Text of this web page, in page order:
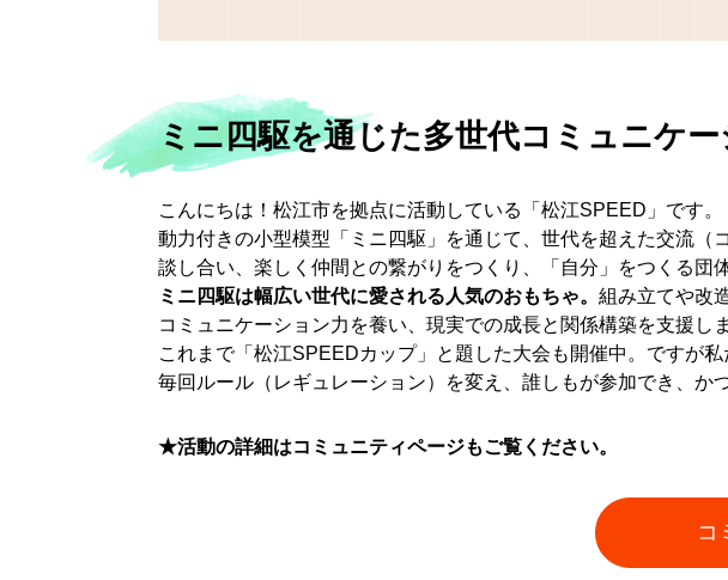
ミニ四駆を通じた多世代コミュニケー
こんにちは！松江市を拠点に活動している「松江SPEED」です。
動力付きの小型模型「ミニ四駆」を通じて、世代を超えた交流
談し合い、楽しく仲間との繋がりをつくり、「自分」をつくる団体
ミニ四駆は幅広い世代に愛される人気のおもちゃ。 組み立てや改
コミュニケーション力を養い、現実での成長と関係構築を支援しま
これまで「松江SPEEDカップ」と題した大会も開催中。ですが
毎回ルール（レギュレーション）を変え、誰しもが参加でき、か
★活動の詳細はコミュニティページもご覧ください。
コ